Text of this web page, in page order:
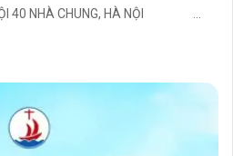
40 NHÀ CHUNG, HÀ NỘI …